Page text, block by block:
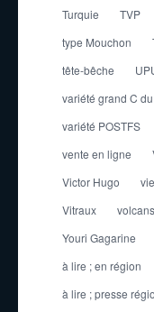
Turquie
TVP
type Mouchon
tête-bêche
variété grand C
variété POSTFS
vente en ligne
Victor Hugo
Vitraux
volcans
Youri Gagarine
à lire ; en région
à lire ; presse